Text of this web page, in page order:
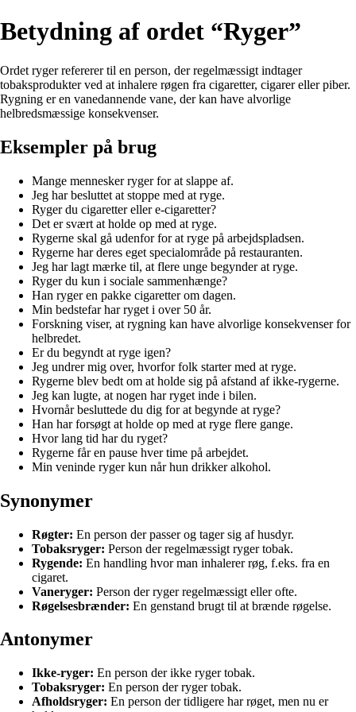
Betydning af ordet “Ryger”
Ordet ryger refererer til en person, der regelmæssigt indtager
tobaksprodukter ved at inhalere røgen fra cigaretter, cigarer eller piber.
Rygning er en vanedannende vane, der kan have alvorlige
helbredsmæssige konsekvenser.
Eksempler på brug
Mange mennesker ryger for at slappe af.
Jeg har besluttet at stoppe med at ryge.
Ryger du cigaretter eller e-cigaretter?
Det er svært at holde op med at ryge.
Rygerne skal gå udenfor for at ryge på arbejdspladsen.
Rygerne har deres eget specialområde på restauranten.
Jeg har lagt mærke til, at flere unge begynder at ryge.
Ryger du kun i sociale sammenhænge?
Han ryger en pakke cigaretter om dagen.
Min bedstefar har ryget i over 50 år.
Forskning viser, at rygning kan have alvorlige konsekvenser for
helbredet.
Er du begyndt at ryge igen?
Jeg undrer mig over, hvorfor folk starter med at ryge.
Rygerne blev bedt om at holde sig på afstand af ikke-rygerne.
Jeg kan lugte, at nogen har ryget inde i bilen.
Hvornår besluttede du dig for at begynde at ryge?
Han har forsøgt at holde op med at ryge flere gange.
Hvor lang tid har du ryget?
Rygerne får en pause hver time på arbejdet.
Min veninde ryger kun når hun drikker alkohol.
Synonymer
Røgter: En person der passer og tager sig af husdyr.
Tobaksryger: Person der regelmæssigt ryger tobak.
Rygende: En handling hvor man inhalerer røg, f.eks. fra en
cigaret.
Vaneryger: Person der ryger regelmæssigt eller ofte.
Røgelsesbrænder: En genstand brugt til at brænde røgelse.
Antonymer
Ikke-ryger: En person der ikke ryger tobak.
Tobaksryger: En person der ryger tobak.
Afholdsryger: En person der tidligere har røget, men nu er